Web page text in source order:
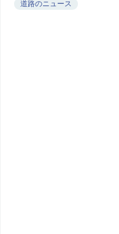
道路のニュース